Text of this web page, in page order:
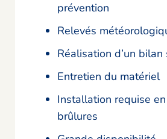
prévention
Relevés
Réalisation d’un bilan
Entretien du matériel
Installation requise
brûlures